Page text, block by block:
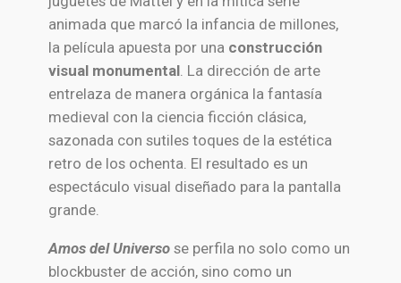
animada que marcó la infancia de millones,
la película apuesta por una construcción
visual monumental. La dirección de arte
entrelaza de manera orgánica la fantasía
medieval con la ciencia ficción clásica,
sazonada con sutiles toques de la estética
retro de los ochenta. El resultado es un
espectáculo visual diseñado para la pantalla
grande.
Amos del Universose perfila no solo como un
blockbuster de acción, sino como un